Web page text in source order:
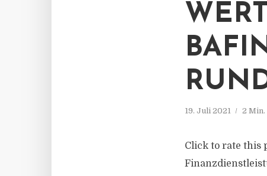
19. Juli 2021 2 Min.
Click to rate this